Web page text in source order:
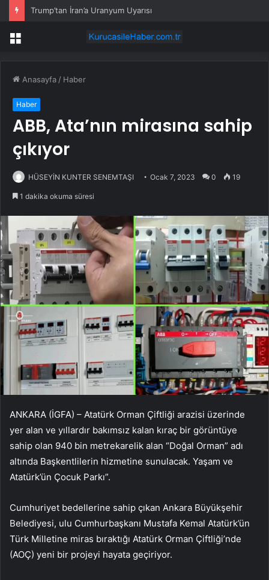
Trump’tan İran’a Uranyum Uyarısı
Menü
Anasayfa / Haber
Haber
ABB, Ata’nın mirasına sahip
çıkıyor
HÜSEYİN KUNTER SENEMTAŞI Ocak 7, 2023 0 19
1 dakika okuma süresi
ANKARA (İGFA) – Atatürk Orman Çiftliği arazisi üzerinde
yer alan ve yıllardır bakımsız kalan kıraç bir görüntüye
sahip olan 940 bin metrekarelik alan “Doğal Orman” adı
altında Başkentlilerin hizmetine sunulacak. Yaşam ve
Atatürk’ün Çocuk Parkı”.
Cumhuriyet bedellerine sahip çıkan Ankara Büyükşehir
Belediyesi, ulu Cumhurbaşkanı Mustafa Kemal Atatürk’ün
Türk Milletine miras bıraktığı Atatürk Orman Çiftliği’nde
(AOÇ) yeni bir projeyi hayata geçiriyor.